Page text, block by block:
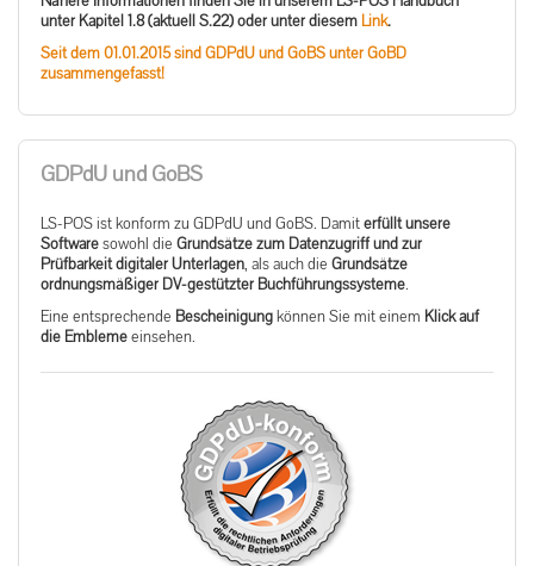
unter Kapitel 1.8 (aktuell S.22) oder unter diesem Link.
Seit dem 01.01.2015 sind GDPdU und GoBS unter GoBD
zusammengefasst!
GDPdU und GoBS
LS-POS ist konform zu GDPdU und GoBS. Damiterfüllt unsere
Softwaresowohl die Grundsätze zum Datenzugriff und zur
Prüfbarkeit digitaler Unterlagen, als auch die Grundsätze
ordnungsmäßiger DV-gestützter Buchführungssysteme.
Eine entsprechende Bescheinigung können Sie mit einem Klick auf
die Emblemeeinsehen.